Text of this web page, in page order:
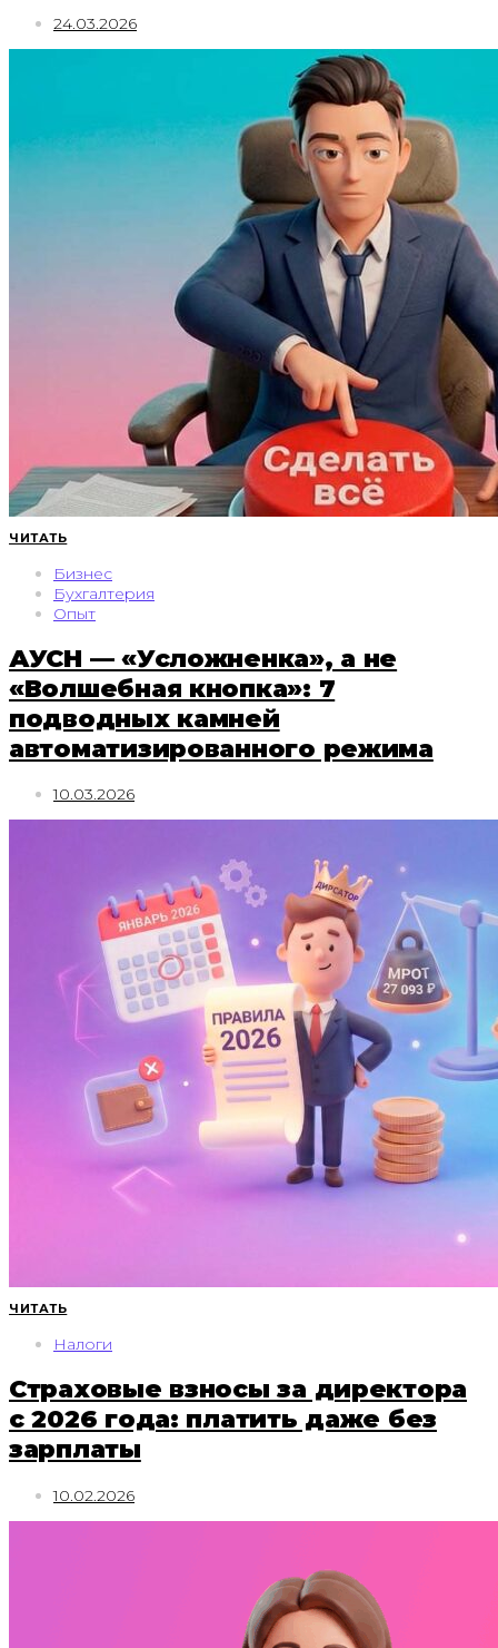
24.03.2026
ЧИТАТЬ
Бизнес
Бухгалтерия
Опыт
АУСН — «Усложненка», а не
«Волшебная кнопка»: 7
подводных камней
автоматизированного режима
10.03.2026
ЧИТАТЬ
Налоги
Страховые взносы за директора
с 2026 года: платить даже без
зарплаты
10.02.2026